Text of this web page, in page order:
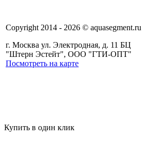
Copyright 2014 - 2026 © aquasegment.ru
г. Москва ул. Электродная, д. 11 БЦ
"Штерн Эстейт", ООО "ГТИ-ОПТ"
Посмотреть на карте
Купить в один клик